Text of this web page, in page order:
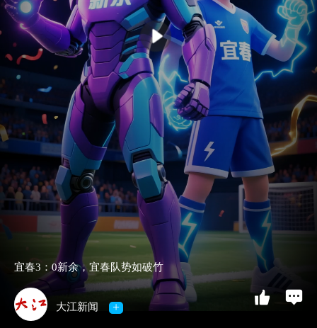
宜春3：0新余，宜春队势如破竹
大江新闻 +